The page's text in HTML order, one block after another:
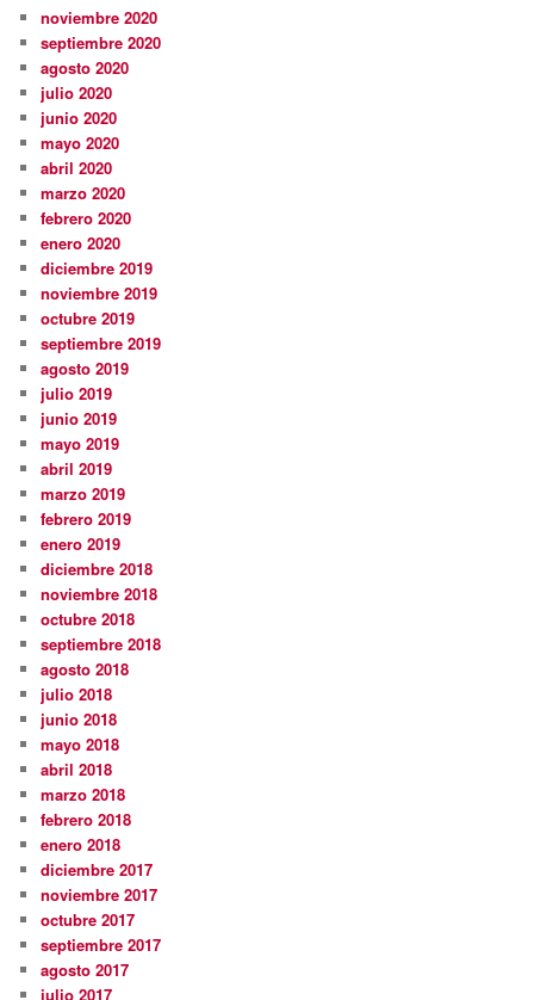
noviembre 2020
septiembre 2020
agosto 2020
julio 2020
junio 2020
mayo 2020
abril 2020
marzo 2020
febrero 2020
enero 2020
diciembre 2019
noviembre 2019
octubre 2019
septiembre 2019
agosto 2019
julio 2019
junio 2019
mayo 2019
abril 2019
marzo 2019
febrero 2019
enero 2019
diciembre 2018
noviembre 2018
octubre 2018
septiembre 2018
agosto 2018
julio 2018
junio 2018
mayo 2018
abril 2018
marzo 2018
febrero 2018
enero 2018
diciembre 2017
noviembre 2017
octubre 2017
septiembre 2017
agosto 2017
julio 2017